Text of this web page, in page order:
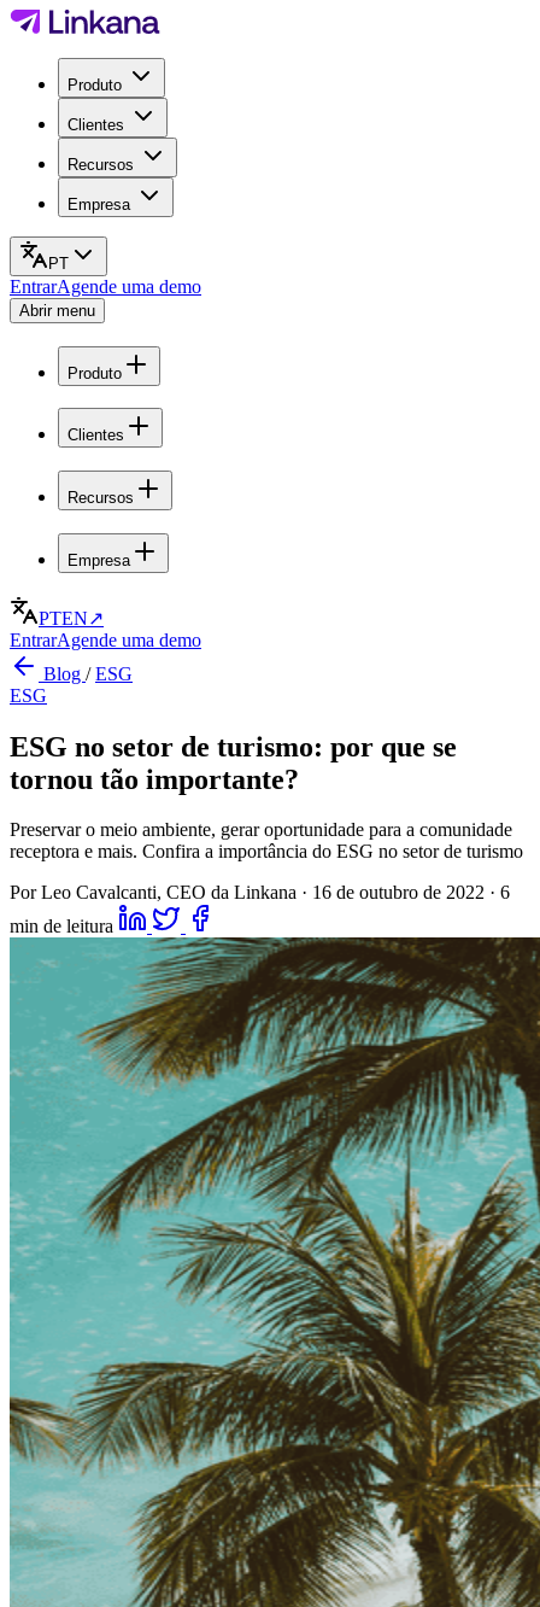
Produto
Clientes
Recursos
Empresa
PT
EntrarAgende uma demo
Abrir menu
Produto
Clientes
Recursos
Empresa
PTEN↗
EntrarAgende uma demo
Blog /ESG
ESG
ESG no setor de turismo: por que se
tornou tão importante?
Preservar o meio ambiente, gerar oportunidade para a comunidade
receptora e mais. Confira a importância do ESG no setor de turismo
Por Leo Cavalcanti, CEO da Linkana · 16 de outubro de 2022 · 6
min de leitura